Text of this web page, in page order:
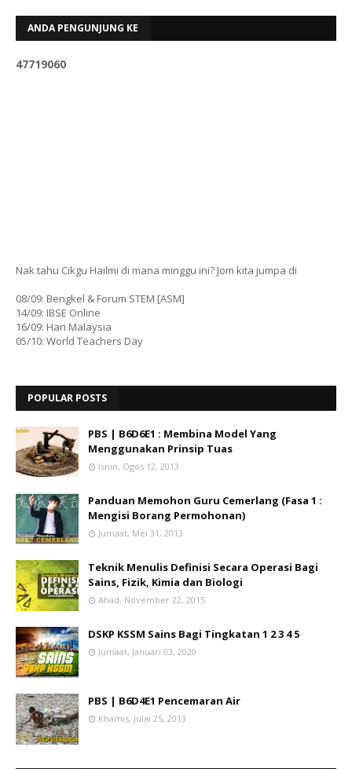
ANDA PENGUNJUNG KE
47719060
Nak tahu Cikgu Hailmi di mana minggu ini? Jom kita jumpa di
08/09: Bengkel & Forum STEM [ASM]
14/09: IBSE Online
16/09: Hari Malaysia
05/10: World Teachers Day
POPULAR POSTS
PBS | B6D6E1 : Membina Model Yang
Menggunakan Prinsip Tuas
Isnin, Ogos 12, 2013
Panduan Memohon Guru Cemerlang (Fasa 1 :
Mengisi Borang Permohonan)
Jumaat, Mei 31, 2013
Teknik Menulis Definisi Secara Operasi Bagi
Sains, Fizik, Kimia dan Biologi
Ahad, November 22, 2015
DSKP KSSM Sains Bagi Tingkatan 1 2 3 4 5
Jumaat, Januari 03, 2020
PBS | B6D4E1 Pencemaran Air
Khamis, Julai 25, 2013